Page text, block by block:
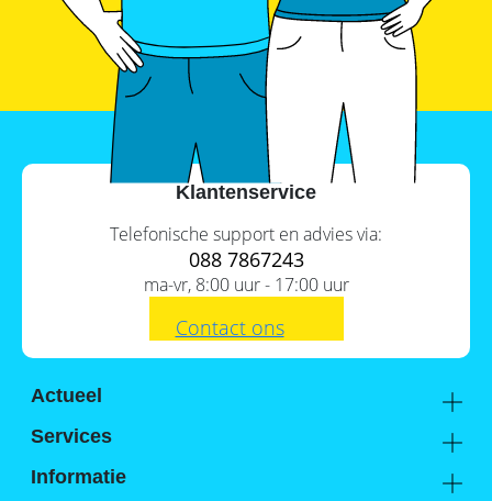
Klantenservice
Telefonische support en advies via:
088 7867243
ma-vr, 8:00 uur - 17:00 uur
Contact ons
Actueel
Academy
Support
Services
Distributie
Informatie